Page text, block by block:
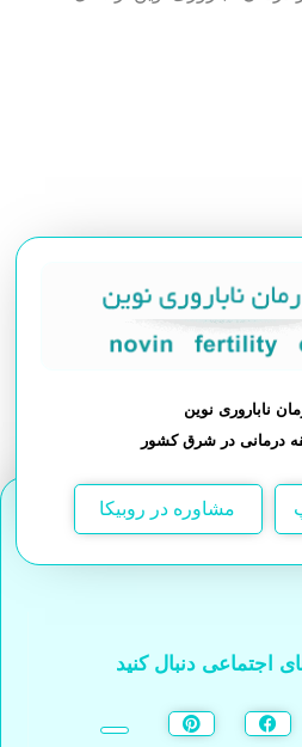
ناباروری نوین
مشاوره در روبیکا
اجتماعی دنبال کنید